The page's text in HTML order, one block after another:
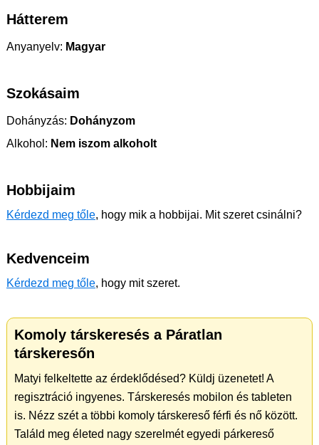
Hátterem
Anyanyelv: Magyar
Szokásaim
Dohányzás: Dohányzom
Alkohol: Nem iszom alkoholt
Hobbijaim
Kérdezd meg tőle, hogy mik a hobbijai. Mit szeret csinálni?
Kedvenceim
Kérdezd meg tőle, hogy mit szeret.
Komoly társkeresés a Páratlan
társkeresőn
Matyi felkeltette az érdeklődésed? Küldj üzenetet! A
regisztráció ingyenes. Társkeresés mobilon és tableten
is. Nézz szét a többi komoly társkereső férfi és nő között.
Találd meg életed nagy szerelmét egyedi párkereső